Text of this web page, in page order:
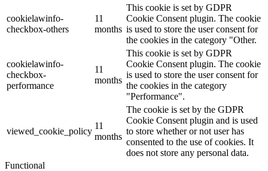
cookielawinfo-
checkbox-others
11
months
This cookie is set by GDPR
Cookie Consent plugin. The cookie
is used to store the user consent for
the cookies in the category "Other.
cookielawinfo-
checkbox-
performance
11
months
This cookie is set by GDPR
Cookie Consent plugin. The cookie
is used to store the user consent for
the cookies in the category
"Performance".
viewed_cookie_policy
11
months
The cookie is set by the GDPR
Cookie Consent plugin and is used
to store whether or not user has
consented to the use of cookies. It
does not store any personal data.
Functional